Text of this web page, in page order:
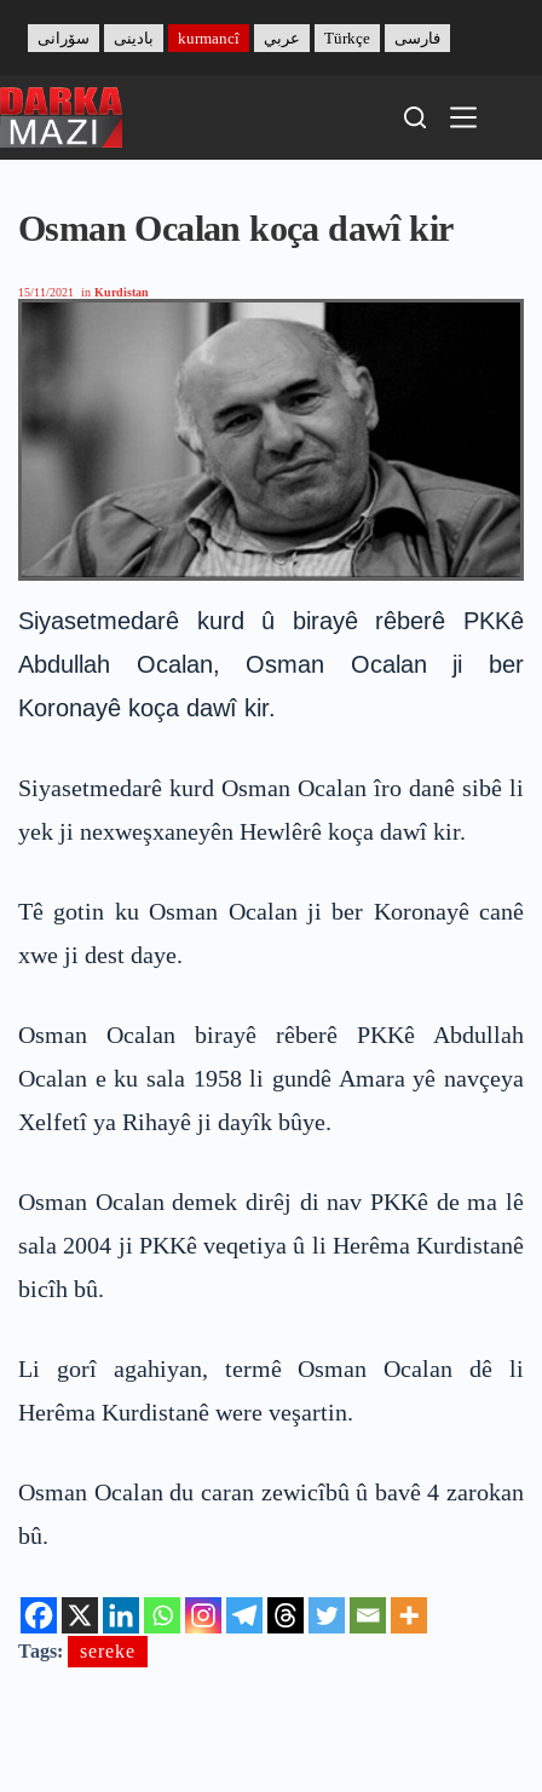
content
بادینی سۆرانی kurmancî عربي Türkçe فارسی
Osman Ocalan koça dawî kir
15/11/2021 in Kurdistan
Siyasetmedarê kurd û birayê rêberê PKKê
Abdullah Ocalan, Osman Ocalan ji ber
Koronayê koça dawî kir.
Siyasetmedarê kurd Osman Ocalan îro danê sibê li
yek ji nexweşxaneyên Hewlêrê koça dawî kir.
Tê gotin ku Osman Ocalan ji ber Koronayê canê
xwe ji dest daye.
Osman Ocalan birayê rêberê PKKê Abdullah
Ocalan e ku sala 1958 li gundê Amara yê navçeya
Xelfetî ya Rihayê ji dayîk bûye.
Osman Ocalan demek dirêj di nav PKKê de ma lê
sala 2004 ji PKKê veqetiya û li Herêma Kurdistanê
bicîh bû.
Li gorî agahiyan, termê Osman Ocalan dê li
Herêma Kurdistanê were veşartin.
Osman Ocalan du caran zewicîbû û bavê 4 zarokan
bû.
Tags: sereke